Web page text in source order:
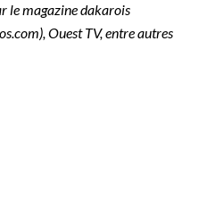
le magazine dakarois
Ouest TV, entre autres